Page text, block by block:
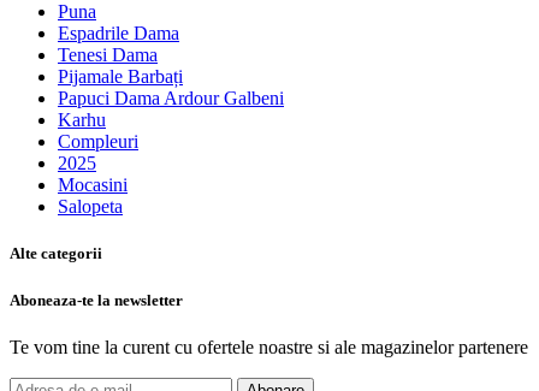
Puna
Espadrile Dama
Tenesi Dama
Pijamale Barbați
Papuci Dama Ardour Galbeni
Karhu
Compleuri
2025
Mocasini
Salopeta
Alte categorii
Aboneaza-te la newsletter
Te vom tine la curent cu ofertele noastre si ale magazinelor partenere